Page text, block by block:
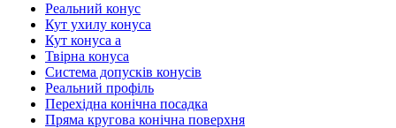
Реальний конус
Кут ухилу конуса
Кут конуса а
Твірна конуса
Система допусків конусів
Реальний профіль
Перехідна конічна посадка
Пряма кругова конічна поверхня